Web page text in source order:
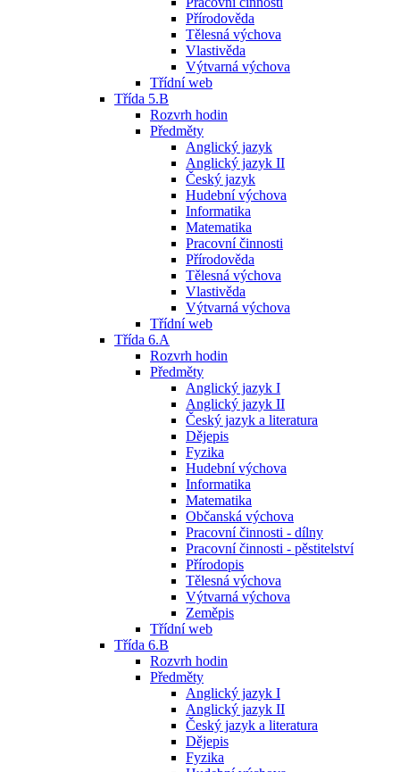
Přírodověda
Tělesná výchova
Vlastivěda
Výtvarná výchova
Třídní web
Třída 5.B
Rozvrh hodin
Předměty
Anglický jazyk
Anglický jazyk II
Český jazyk
Hudební výchova
Informatika
Matematika
Pracovní činnosti
Přírodověda
Tělesná výchova
Vlastivěda
Výtvarná výchova
Třídní web
Třída 6.A
Rozvrh hodin
Předměty
Anglický jazyk I
Anglický jazyk II
Český jazyk a literatura
Dějepis
Fyzika
Hudební výchova
Informatika
Matematika
Občanská výchova
Pracovní činnosti - dílny
Pracovní činnosti - pěstitelství
Přírodopis
Tělesná výchova
Výtvarná výchova
Zeměpis
Třídní web
Třída 6.B
Rozvrh hodin
Předměty
Anglický jazyk I
Anglický jazyk II
Český jazyk a literatura
Dějepis
Fyzika